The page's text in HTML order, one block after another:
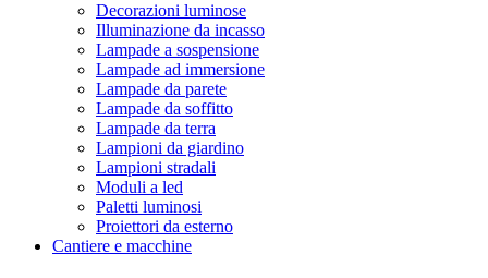
Decorazioni luminose
Illuminazione da incasso
Lampade a sospensione
Lampade ad immersione
Lampade da parete
Lampade da soffitto
Lampade da terra
Lampioni da giardino
Lampioni stradali
Moduli a led
Paletti luminosi
Proiettori da esterno
Cantiere e macchine